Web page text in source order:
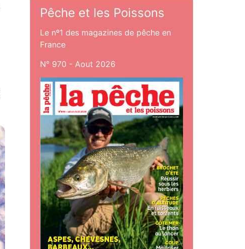
Pêche et les Poissons
Le nº1 des magazines de pêche en
France
N° 970 - Aout 2026